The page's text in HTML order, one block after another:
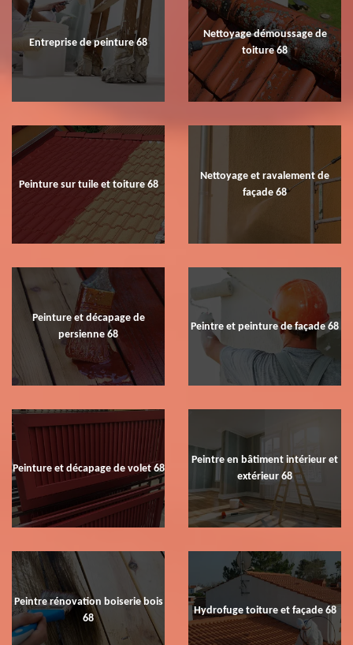
Entreprise de peinture 68
Nettoyage démoussage de
toiture 68
Peinture sur tuile et toiture 68
Nettoyage et ravalement de
façade 68
Peinture et décapage de
persienne 68
Peintre et peinture de façade 68
Peinture et décapage de volet 68
Peintre en bâtiment intérieur et
extérieur 68
Peintre rénovation boiserie bois
68
Hydrofuge toiture et façade 68